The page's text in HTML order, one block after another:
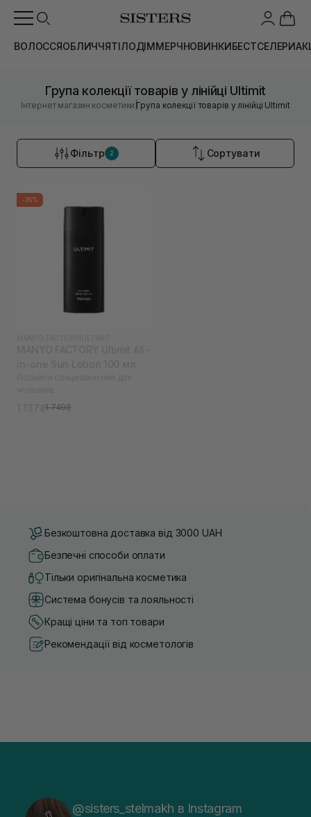
ВОЛОССЯОБЛИЧЧЯТІЛОДІММЕРЧНОВИНКИБЕСТСЕЛЕРИ
Група колекції товарів у лінійці Ultimit
Інтернет магазин косметики |Група колекції товарів у лінійці Ultimit
Фільтр 2 Сортувати
-35%
1 137₴1 749₴
Безкоштовна доставка від 3000 UAH
Безпечні способи оплати
Тільки оригінальна косметика
Система бонусів та лояльності
Кращі ціни та топ товари
Рекомендації від косметологів
@sisters_stelmakh в Instagram